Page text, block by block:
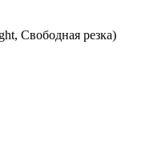
Свободная резка)